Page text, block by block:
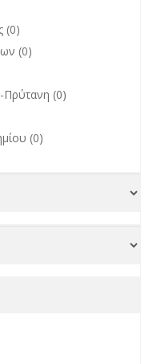
(0)
(0)
Πρύτανη (0)
(0)